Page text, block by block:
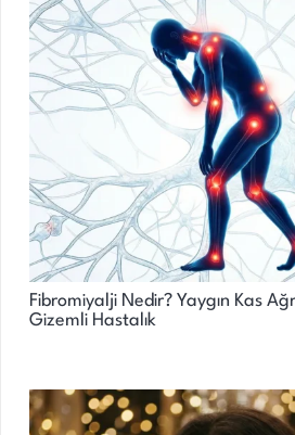
Fibromiyalji Nedir? Yaygın Kas
Gizemli Hastalık